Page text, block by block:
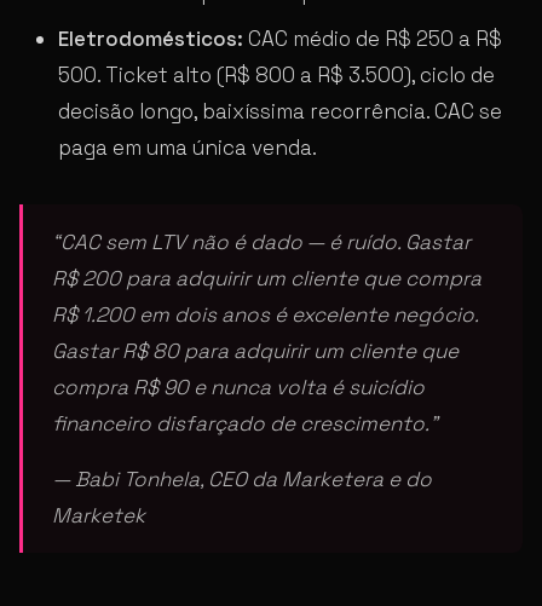
Eletrodomésticos: CAC médio de R$ 250 a R$
500. Ticket alto (R$ 800 a R$ 3.500), ciclo de
decisão longo, baixíssima recorrência. CAC se
paga em uma única venda.
“CAC sem LTV não é dado — é ruído. Gastar
R$ 200 para adquirir um cliente que compra
R$ 1.200 em dois anos é excelente negócio.
Gastar R$ 80 para adquirir um cliente que
compra R$ 90 e nunca volta é suicídio
financeiro disfarçado de crescimento.”
— Babi Tonhela, CEO da Marketera e do
Marketek